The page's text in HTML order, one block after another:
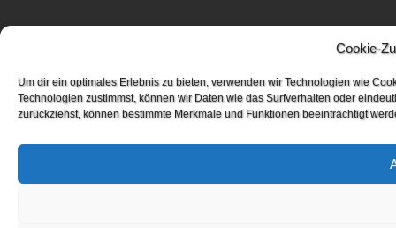
Cookie-
Um dir ein optimales Erlebnis zu bieten, verwenden wir Technologien wie
Technologien zustimmst, können wir Daten wie das Surfverhalten oder
zurückziehst, können bestimmte Merkmale und Funktionen beeinträchtigt